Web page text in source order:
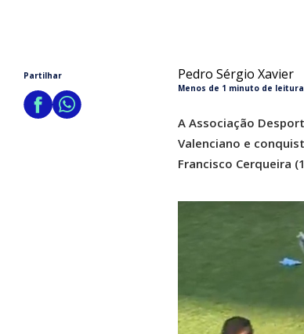
Partilhar Pedro Sérgio Xavier
Menos de 1 minuto de leitura
A Associação
Valenciano e
Francisco Cerqueira